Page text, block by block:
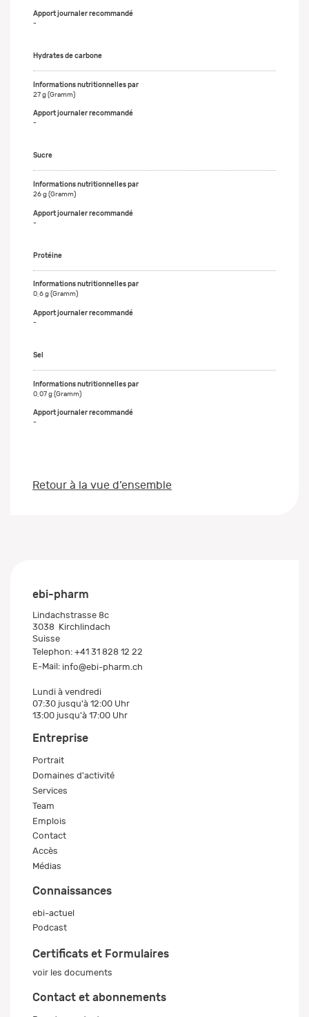
-
Hydrates de carbone
27 g (Gramm)
-
Sucre
26 g (Gramm)
-
Protéine
0,6 g (Gramm)
-
Sel
0,07 g (Gramm)
-
Retour à la vue d’ensemble
ebi-pharm
Lindachstrasse 8c
3038 Kirchlindach
Suisse
Telephon: +41 31 828 12 22
E-Mail: info@ebi-pharm.ch
Lundi à vendredi
07:30 jusqu'à 12:00 Uhr
13:00 jusqu'à 17:00 Uhr
Entreprise
Portrait
Domaines d'activité
Services
Team
Emplois
Contact
Accès
Médias
Connaissances
ebi-actuel
Podcast
Certificats et Formulaires
voir les documents
Contact et abonnements